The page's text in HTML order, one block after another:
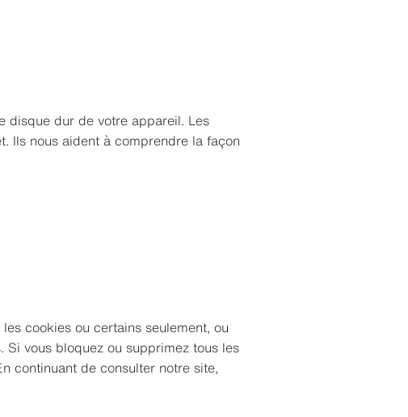
disque dur de votre appareil. Les
Ils nous aident à comprendre la façon
cookies ou certains seulement, ou
Si vous bloquez ou supprimez tous les
continuant de consulter notre site,